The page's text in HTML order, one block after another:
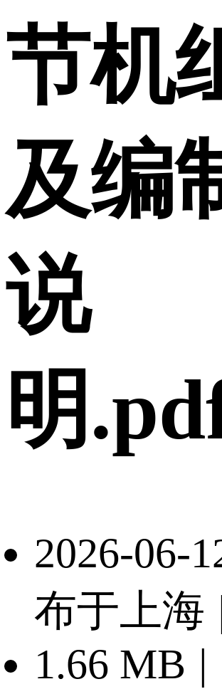
节机
及编
说
明
2026-06-
布于上海
1.66 MB |